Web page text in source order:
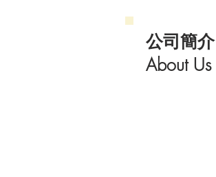
公司簡介
About Us